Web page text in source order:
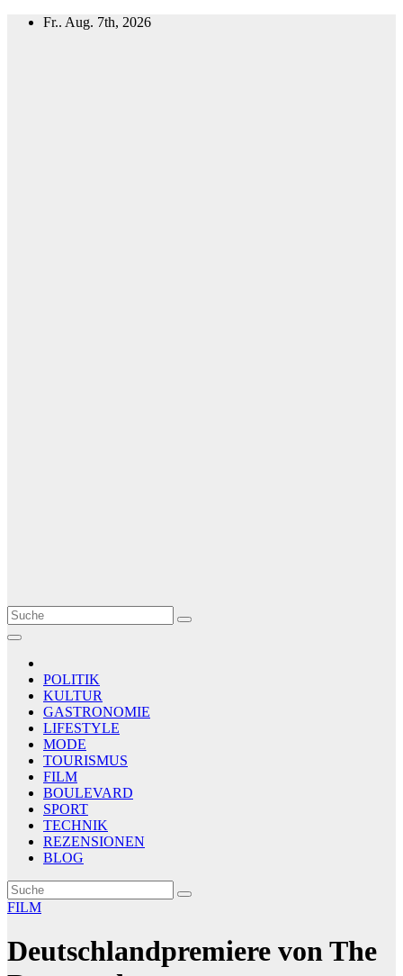
Zum
Fr.. Aug. 7th, 2026
Le Matin
AGENCE DE PRESSE
POLITIK
KULTUR
GASTRONOMIE
LIFESTYLE
MODE
TOURISMUS
FILM
BOULEVARD
SPORT
TECHNIK
REZENSIONEN
BLOG
FILM
Deutschlandpremiere von The